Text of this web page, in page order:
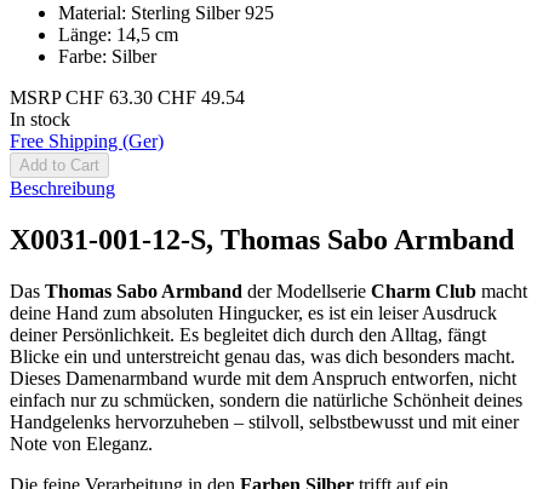
Material: Sterling Silber 925
Länge: 14,5 cm
Farbe: Silber
MSRP CHF 63.30 CHF 49.54
In stock
Free Shipping (Ger)
Add to Cart
Beschreibung
X0031-001-12-S, Thomas Sabo Armband
Das Thomas Sabo Armband der Modellserie Charm Club macht
deine Hand zum absoluten Hingucker, es ist ein leiser Ausdruck
deiner Persönlichkeit. Es begleitet dich durch den Alltag, fängt
Blicke ein und unterstreicht genau das, was dich besonders macht.
Dieses Damenarmband wurde mit dem Anspruch entworfen, nicht
einfach nur zu schmücken, sondern die natürliche Schönheit deines
Handgelenks hervorzuheben – stilvoll, selbstbewusst und mit einer
Note von Eleganz.
Die feine Verarbeitung in den Farben Silber trifft auf ein